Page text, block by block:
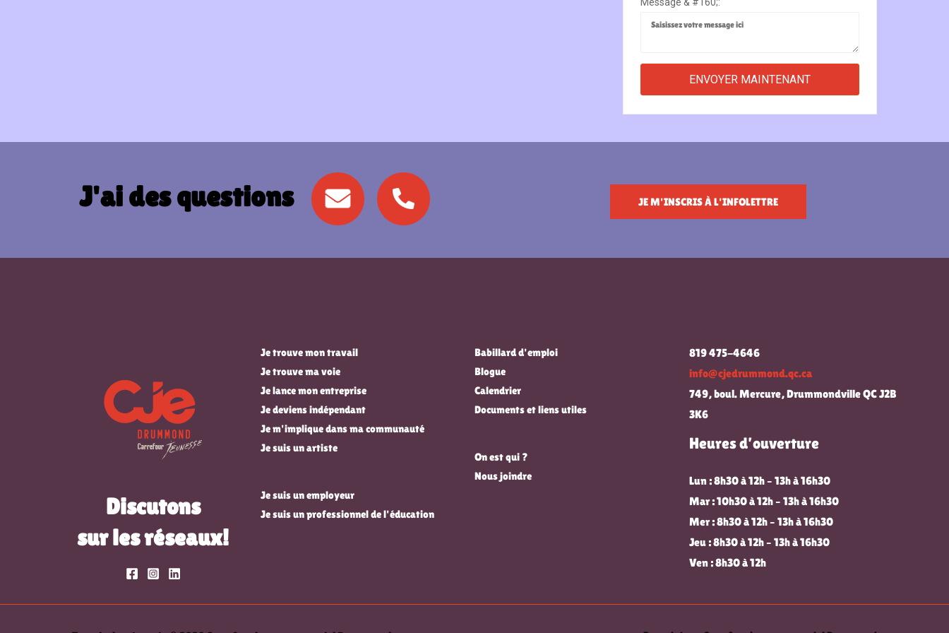
J'ai des questions JE M'INSCRIS À L'INFOLETTRE
Discutons
sur les réseaux!
Je trouve mon travail
Je trouve ma voie
Je lance mon entreprise
Je deviens indépendant
Je m'implique dans ma communauté
Je suis un artiste
Je suis un employeur
Je suis un professionnel de l'éducation
Babillard d'emploi
Blogue
Calendrier
Documents et liens utiles
On est qui ?
Nous joindre
819 475-4646
info@cjedrummond.qc.ca
749, boul. Mercure, Drummondville QC J2B
3K6
Heures d’ouverture
Lun : 8h30 à 12h – 13h à 16h30
Mar : 10h30 à 12h – 13h à 16h30
Mer : 8h30 à 12h – 13h à 16h30
Jeu : 8h30 à 12h – 13h à 16h30
Ven : 8h30 à 12h